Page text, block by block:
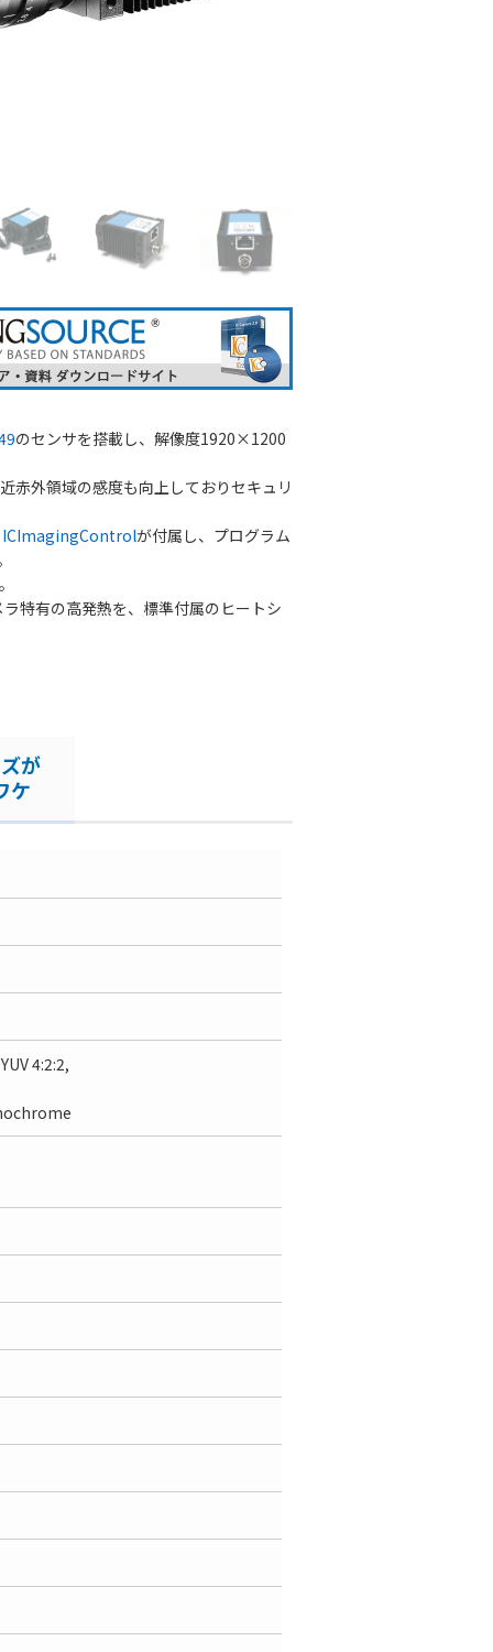
のセンサを搭載し、解像度1920×1200
赤外領域の感度も向上しておりセキュリ
ICImagingControlが付属し、プログラム
特有の高発熱を、標準付属のヒートシ
が
ケ
4:2:2,